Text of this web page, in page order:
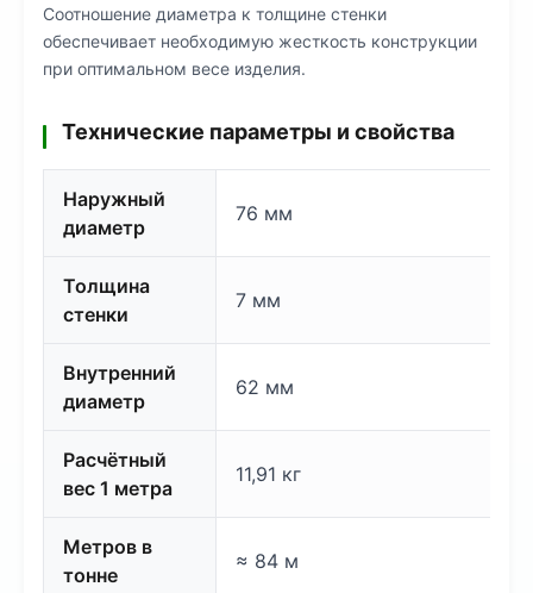
Соотношение диаметра к толщине стенки
обеспечивает необходимую жесткость конструкции
при оптимальном весе изделия.
Технические параметры и свойства
Наружный
диаметр
76 мм
Толщина
стенки
7 мм
Внутренний
диаметр
62 мм
Расчётный
вес 1 метра
11,91 кг
Метров в
тонне
≈ 84 м